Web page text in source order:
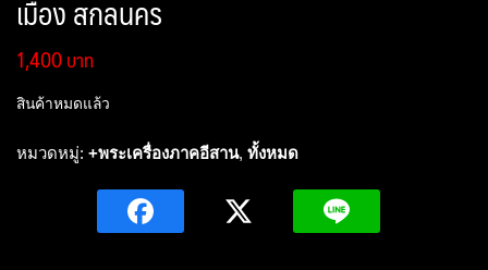
เมือง สกลนคร
1,400
สินค้าหมดแล้ว
หมวดหมู่: +พระเครื่องภาคอีสาน, ทั้งหมด